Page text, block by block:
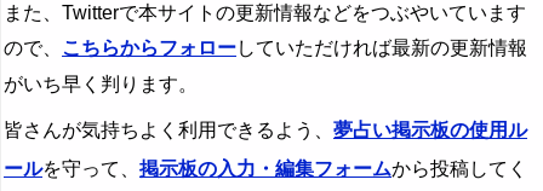
また、Twitterで本サイトの更新情報などをつぶやいています
ので、 こちらからフォローしていただければ最新の更新情報
がいち早く判ります。
皆さんが気持ちよく利用できるよう、 夢占い掲示板の使用ル
ールを守って、 掲示板の入力・編集フォームから投稿してく